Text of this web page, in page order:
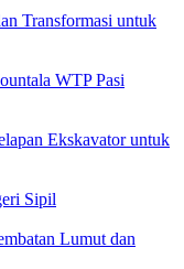
Transformasi untuk
WTP Pasi
Ekskavator untuk
Sipil
Lumut dan